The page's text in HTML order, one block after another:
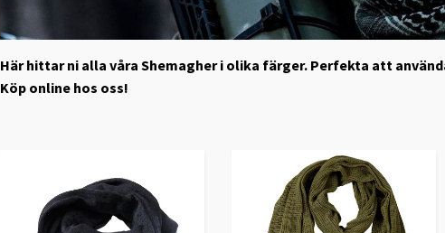
Här hittar ni alla våra Shemagher i olika färger. Perfekta att
Köp online hos oss!